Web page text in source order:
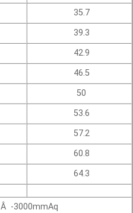
35.7
39.3
42.9
46.5
50
53.6
57.2
60.8
64.3
Â -3000mmAq